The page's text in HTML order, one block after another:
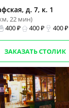
д. 7, к. 1
22 мин)
400 ₽ 400 ₽ 400 ₽
ЗАКАЗАТЬ СТОЛИК